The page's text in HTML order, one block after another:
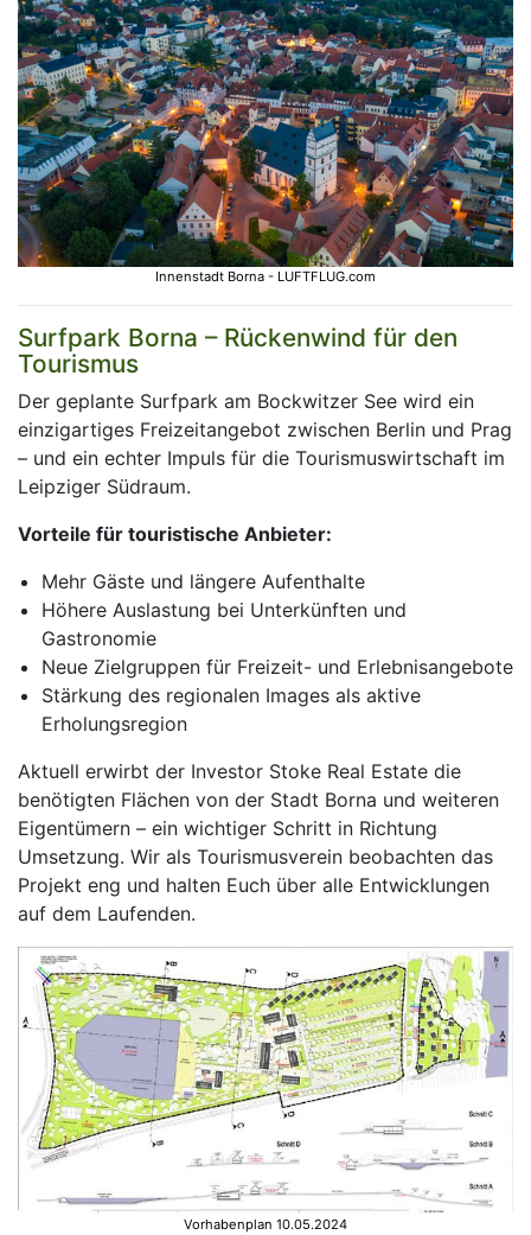
Innenstadt Borna - LUFTFLUG.com
Surfpark Borna – Rückenwind für den
Tourismus
Der geplante Surfpark am Bockwitzer See wird ein
einzigartiges Freizeitangebot zwischen Berlin und Prag
– und ein echter Impuls für die Tourismuswirtschaft im
Leipziger Südraum.
Vorteile für touristische Anbieter:
Mehr Gäste und längere Aufenthalte
Höhere Auslastung bei Unterkünften und
Gastronomie
Neue Zielgruppen für Freizeit- und Erlebnisangebote
Stärkung des regionalen Images als aktive
Erholungsregion
Aktuell erwirbt der Investor Stoke Real Estate die
benötigten Flächen von der Stadt Borna und weiteren
Eigentümern – ein wichtiger Schritt in Richtung
Umsetzung. Wir als Tourismusverein beobachten das
Projekt eng und halten Euch über alle Entwicklungen
auf dem Laufenden.
Vorhabenplan 10.05.2024